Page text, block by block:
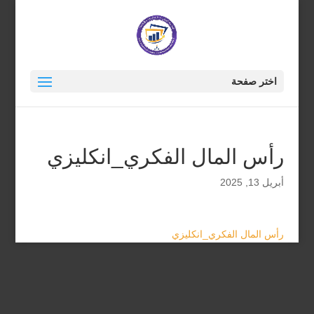
اختر صفحة
رأس المال الفكري_انكليزي
أبريل 13, 2025
رأس المال الفكري_انكليزي